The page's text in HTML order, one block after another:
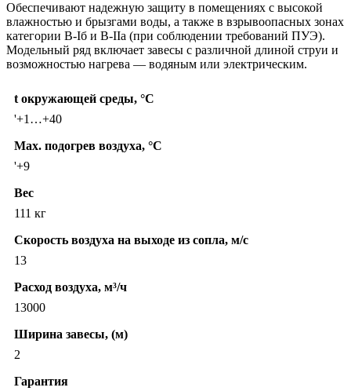
Обеспечивают надежную защиту в помещениях с высокой
влажностью и брызгами воды, а также в взрывоопасных зонах
категории В-Iб и В-IIа (при соблюдении требований ПУЭ).
Модельный ряд включает завесы с различной длиной струи и
возможностью нагрева — водяным или электрическим.
t окружающей среды, °C
'+1…+40
Max. подогрев воздуха, °C
'+9
Вес
111 кг
Скорость воздуха на выходе из сопла, м/с
13
Расход воздуха, м³/ч
13000
Ширина завесы, (м)
2
Гарантия